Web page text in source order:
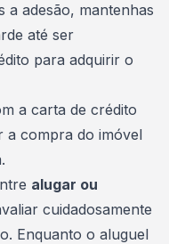
a adesão, mantenhas
até ser
para adquirir o
a carta de crédito
a compra do imóvel
alugar ou
cuidadosamente
Enquanto o aluguel